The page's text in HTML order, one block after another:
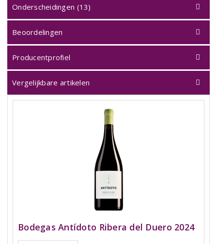
Onderscheidingen (13)
Beoordelingen
Producentprofiel
Vergelijkbare artikelen
Bodegas Antídoto Ribera del Duero 2024